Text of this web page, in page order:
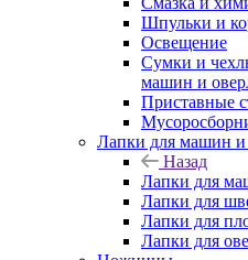
Шпульки и
Освещение
Сумки и
машин и
Приставные
Лапки для машин и
Назад
Лапки для
Лапки для
Лапки для
Лапки для